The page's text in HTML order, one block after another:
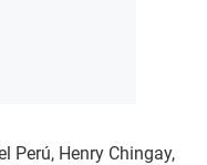
Perú, Henry Chingay,